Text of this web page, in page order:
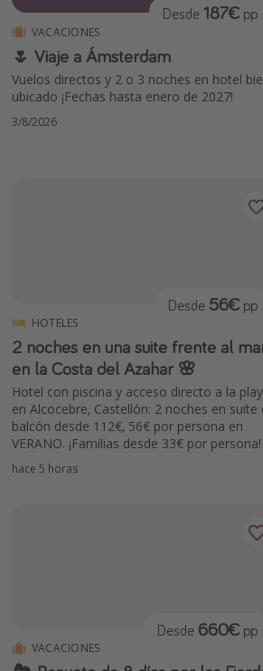
VACACIONES
🌷 Viaje a Ámsterdam
Vuelos directos y 2 o 3 noches en hotel
ubicado ¡Fechas hasta enero de 2027!
Desde 187€ pp
3/8/2026
HOTELES
2 noches en una suite frente al
en la Costa del Azahar 🌸
Hotel con piscina y acceso directo a la
en Alcocebre, Castellón: 2 noches en suite
balcón desde 112€, 56€ por persona en
VERANO. ¡Familias desde 33€ por persona!
Desde 56€ pp
hace 5 horas
VACACIONES
Desde 660€ pp